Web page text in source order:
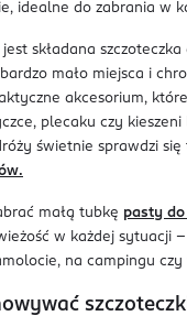
idealne do zabrania w
składana szczoteczka
mało miejsca i
akcesorium,
plecaku czy kieszeni
świetnie sprawdzi się
małą tubkę pasty
w każdej sytuacji
na campingu